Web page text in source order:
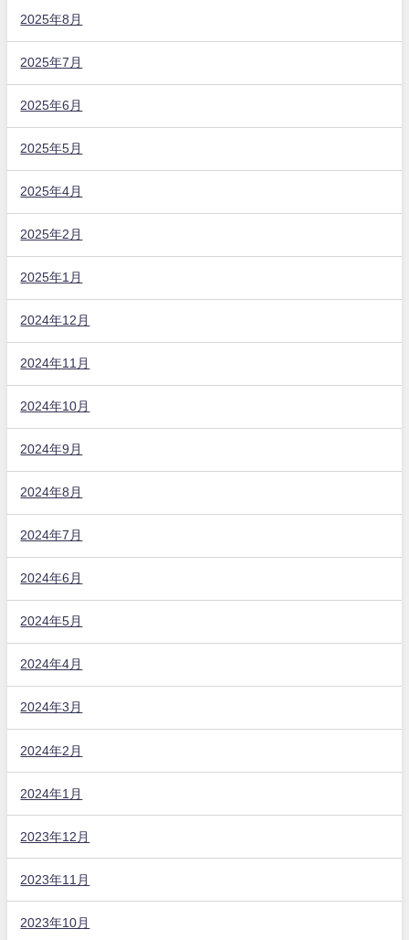
2025年8月
2025年7月
2025年6月
2025年5月
2025年4月
2025年2月
2025年1月
2024年12月
2024年11月
2024年10月
2024年9月
2024年8月
2024年7月
2024年6月
2024年5月
2024年4月
2024年3月
2024年2月
2024年1月
2023年12月
2023年11月
2023年10月